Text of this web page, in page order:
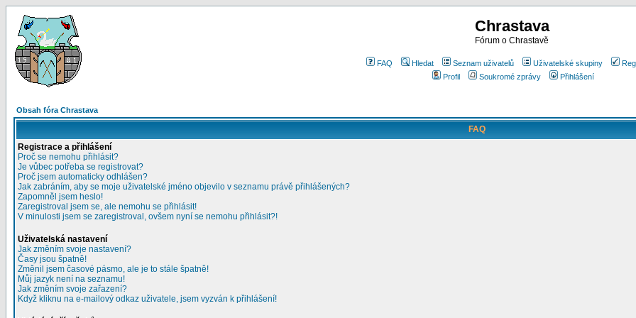
Chrastava
Fórum o Chrastavě
FAQ Hledat Seznam uživatelů Uživatelské skupiny
Profil
Soukromé zprávy Přihlášení
Obsah fóra Chrastava
FAQ
Registrace a přihlášení
Proč se nemohu přihlásit?
Je vůbec potřeba se registrovat?
Proč jsem automaticky odhlášen?
Jak zabráním, aby se moje uživatelské jméno objevilo v seznamu právě přihlášených?
Zapomněl jsem heslo!
Zaregistroval jsem se, ale nemohu se přihlásit!
V minulosti jsem se zaregistroval, ovšem nyní se nemohu přihlásit?!
Uživatelská nastavení
Jak změním svoje nastavení?
Časy jsou špatně!
Změnil jsem časové pásmo, ale je to stále špatně!
Můj jazyk není na seznamu!
Jak změním svoje zařazení?
Když kliknu na e-mailový odkaz uživatele, jsem vyzván k přihlášení!